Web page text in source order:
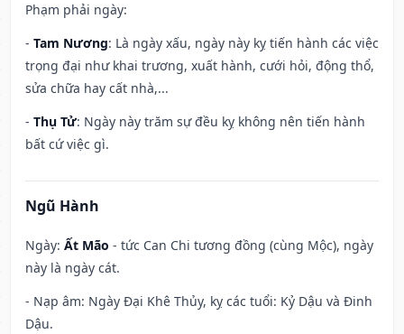
Phạm phải ngày:
- Tam Nương: Là ngày xấu, ngày này kỵ tiến hành các việc
trọng đại như khai trương, xuất hành, cưới hỏi, động thổ,
sửa chữa hay cất nhà,...
- Thụ Tử: Ngày này trăm sự đều kỵ không nên tiến hành
bất cứ việc gì.
Ngũ Hành
Ngày: Ất Mão - tức Can Chi tương đồng (cùng Mộc), ngày
này là ngày cát.
- Nạp âm: Ngày Đại Khê Thủy, kỵ các tuổi: Kỷ Dậu và Đinh
Dậu.